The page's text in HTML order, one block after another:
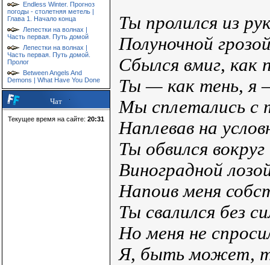
Endless Winter. Прогноз
погоды - столетняя метель |
Глава 1. Начало конца
Лепестки на волнах |
Часть первая. Путь домой
Лепестки на волнах |
Часть первая. Путь домой.
Пролог
Between Angels And
Demons | What Have You Done
Чат
Текущее время на сайте: 20:31
Ты пролился из
Полуночной
Сбылся вмиг, как
Ты — как тень, я
Мы сплетались с
Наплевав на
Ты обвился вокруг
Виноградной
Напоив меня
Ты свалился без
Но меня не
Я, быть может,